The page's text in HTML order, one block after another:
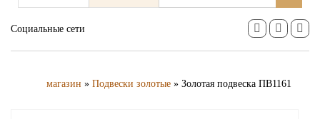
Социальные сети
магазин » Подвески золотые » Золотая подвеска ПВ1161